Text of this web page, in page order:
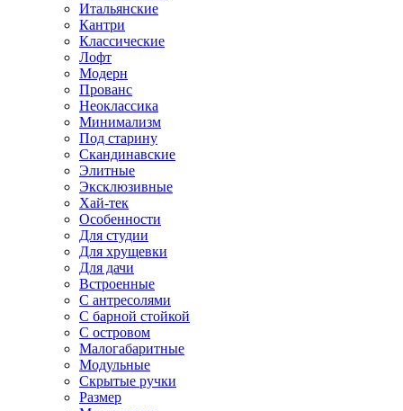
Итальянские
Кантри
Классические
Лофт
Модерн
Прованс
Неоклассика
Минимализм
Под старину
Скандинавские
Элитные
Эксклюзивные
Хай-тек
Особенности
Для студии
Для хрущевки
Для дачи
Встроенные
С антресолями
С барной стойкой
С островом
Малогабаритные
Модульные
Скрытые ручки
Размер